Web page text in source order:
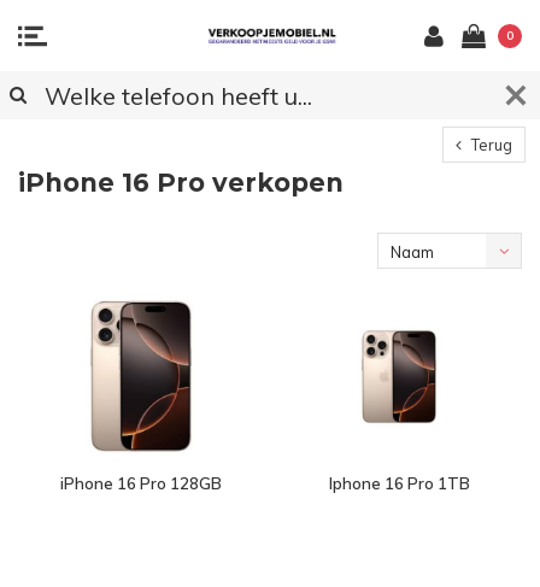
0
Terug
iPhone 16 Pro verkopen
Naam
iPhone 16 Pro 128GB Iphone 16 Pro 1TB